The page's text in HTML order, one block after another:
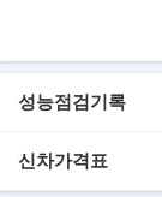
- 16,000km 실주행
- 세련된 Viola
성능점검기록
신차가격표